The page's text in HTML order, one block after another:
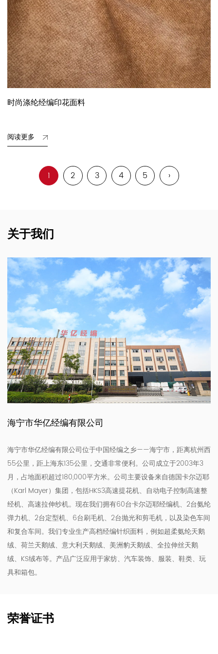
时尚涤纶经编印花面料
阅读更多
1 2 3 4 5 ›
关于我们
海宁市华亿经编有限公司
海宁市华亿经编有限公司位于中国经编之乡——海宁市，距离杭州西
55公里，距上海东135公里，交通非常便利。公司成立于2003年3
月，占地面积超过180,000平方米。公司主要设备来自德国卡尔迈耶
（Karl Mayer）集团，包括HKS3高速提花机、自动电子控制高速整
经机、高速拉伸纱机。现在我们拥有60台卡尔迈耶经编机、2台氨纶
弹力机、2台定型机、6台刷毛机、2台抛光和剪毛机，以及染色车间
和复合车间。我们专业生产高档经编针织面料，例如超柔氨纶天鹅
绒、荷兰天鹅绒、意大利天鹅绒、美洲豹天鹅绒、全拉伸丝天鹅
绒、KS绒布等。产品广泛应用于家纺、汽车装饰、服装、鞋类、玩
具和箱包。
荣誉证书